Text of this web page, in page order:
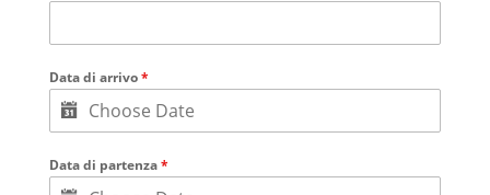
Data di arrivo*
Data di partenza*